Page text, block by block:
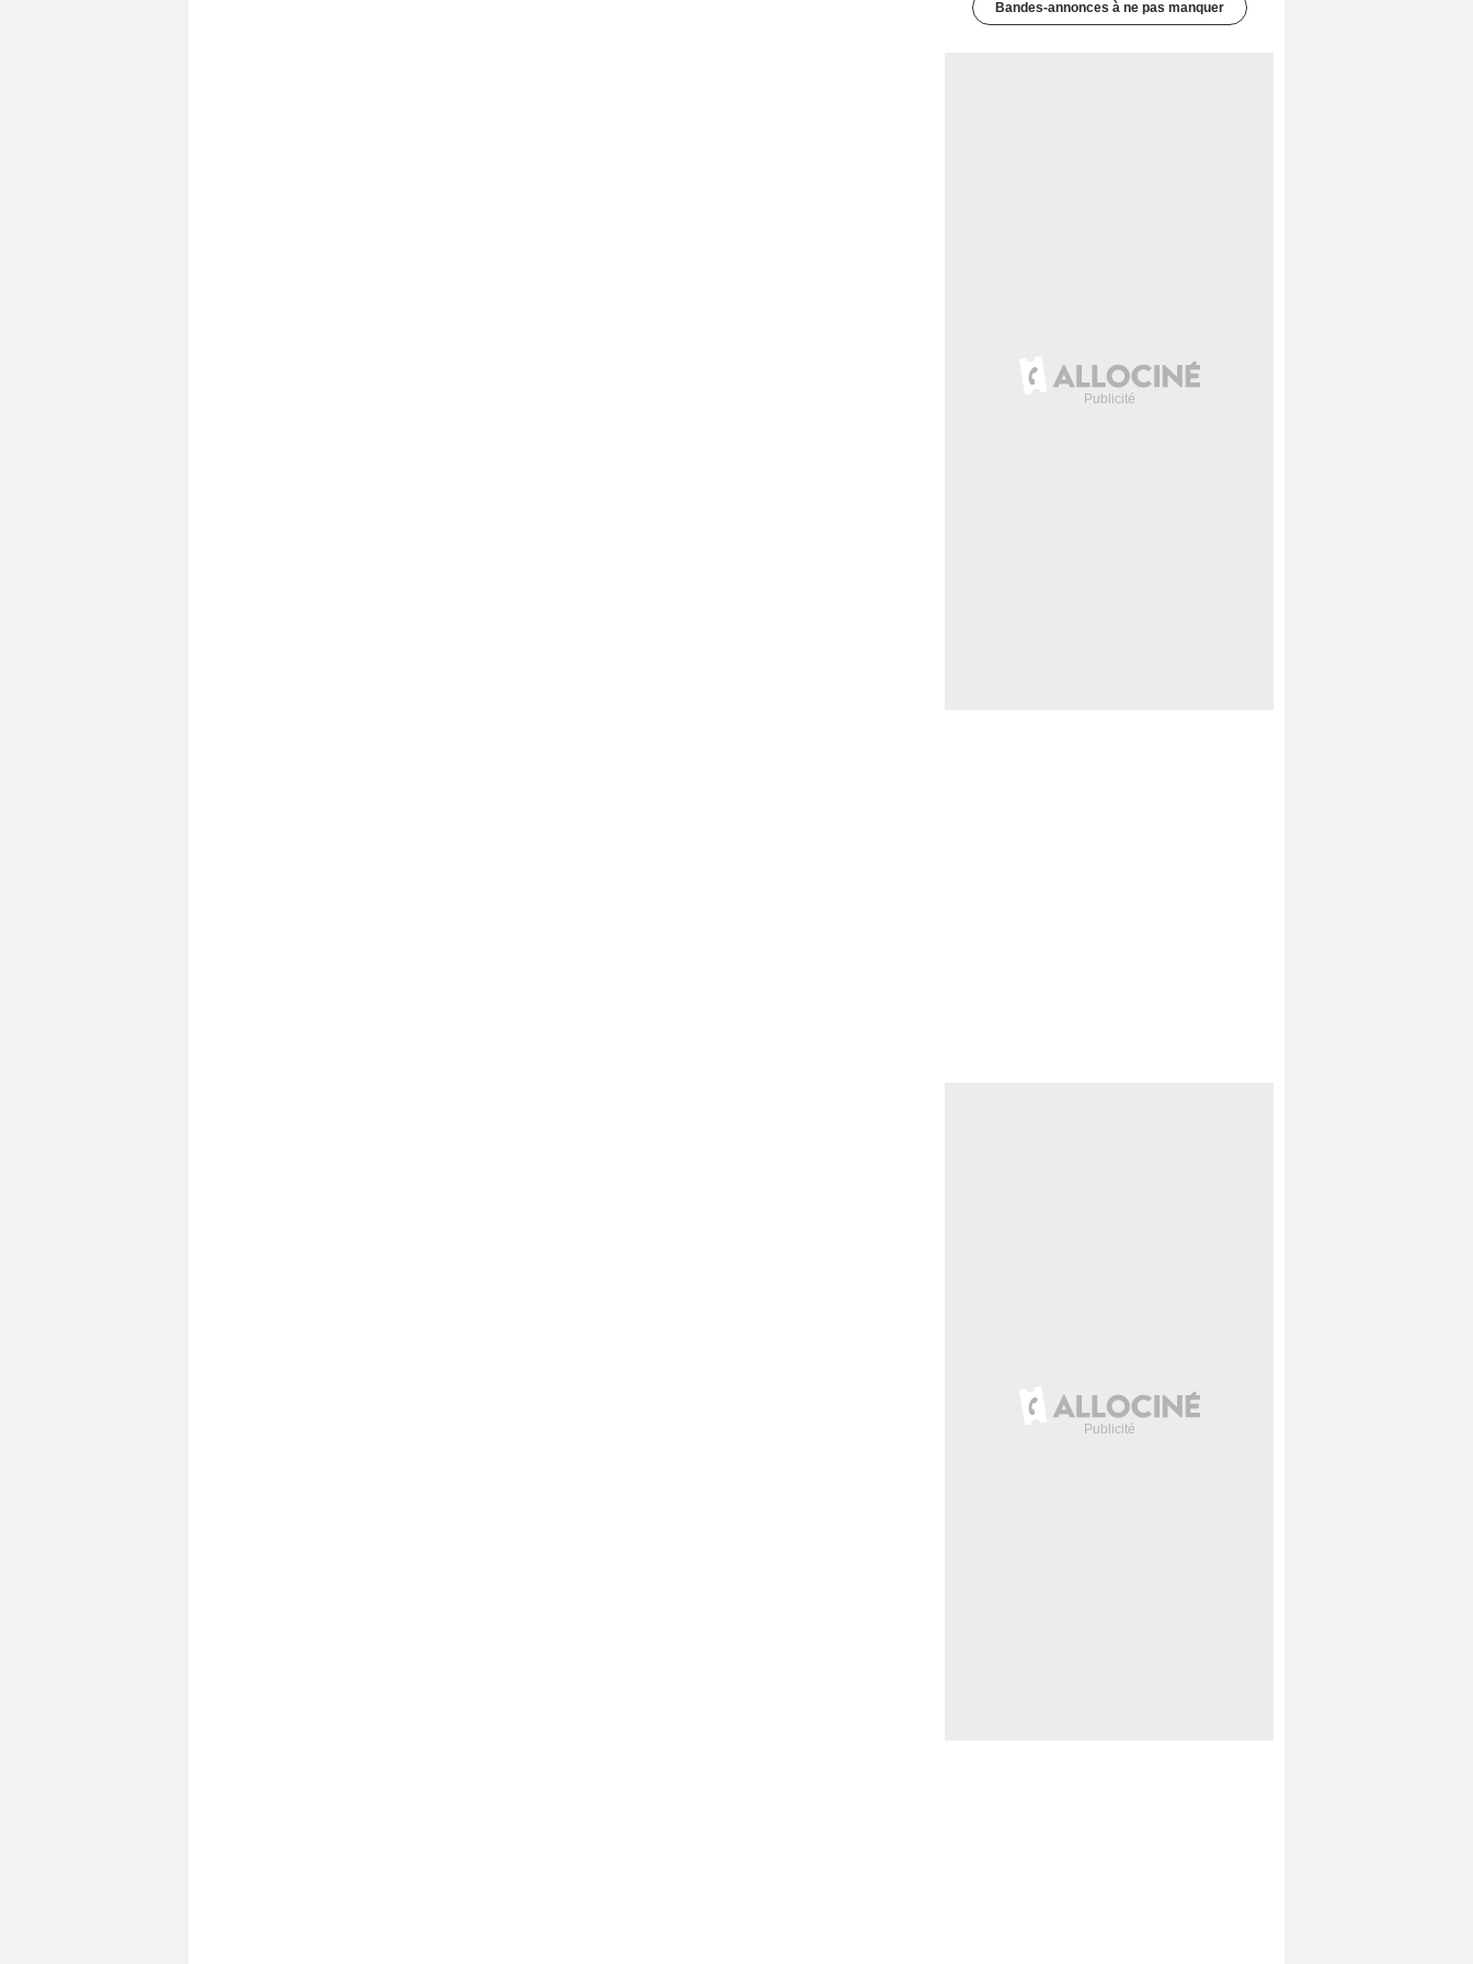
Bandes-annonces à ne pas manquer